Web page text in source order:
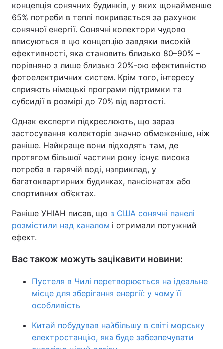
концепція сонячних будинків, у яких щонайменше
65% потреби в теплі покривається за рахунок
сонячної енергії. Сонячні колектори чудово
вписуються в цю концепцію завдяки високій
ефективності, яка становить близько 80–90% –
порівняно з лише близько 20%-ою ефективністю
фотоелектричних систем. Крім того, інтересу
сприяють німецькі програми підтримки та
субсидії в розмірі до 70% від вартості.
Однак експерти підкреслюють, що зараз
застосування колекторів значно обмеженіше, ніж
раніше. Найкраще вони підходять там, де
протягом більшої частини року існує висока
потреба в гарячій воді, наприклад, у
багатоквартирних будинках, пансіонатах або
спортивних об’єктах.
Раніше УНІАН писав, що в США сонячні панелі
розмістили над каналом і отримали потужний
ефект.
Вас також можуть зацікавити новини:
Пустеля в Чилі перетворюється на ідеальне
місце для зберігання енергії: у чому її
особливість
Китай побудував найбільшу в світі морську
електростанцію, яка буде забезпечувати